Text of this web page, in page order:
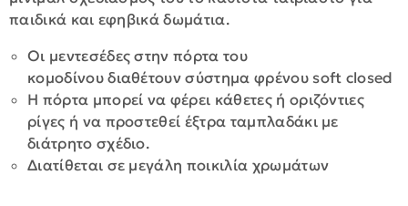
παιδικά και εφηβικά δωμάτια.
Οι μεντεσέδες στην πόρτα του
κομοδίνου διαθέτουν σύστημα φρένου soft closed
Η πόρτα μπορεί να φέρει κάθετες ή οριζόντιες
ρίγες ή να προστεθεί έξτρα ταμπλαδάκι με
διάτρητο σχέδιο.
Διατίθεται σε μεγάλη ποικιλία χρωμάτων